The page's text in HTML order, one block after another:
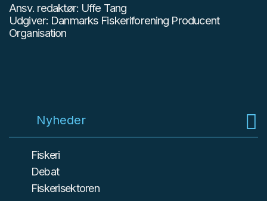
Ansv. redaktør: Uffe Tang
Udgiver: Danmarks Fiskeriforening Producent
Organisation
Nyheder
Fiskeri
Debat
Fiskerisektoren